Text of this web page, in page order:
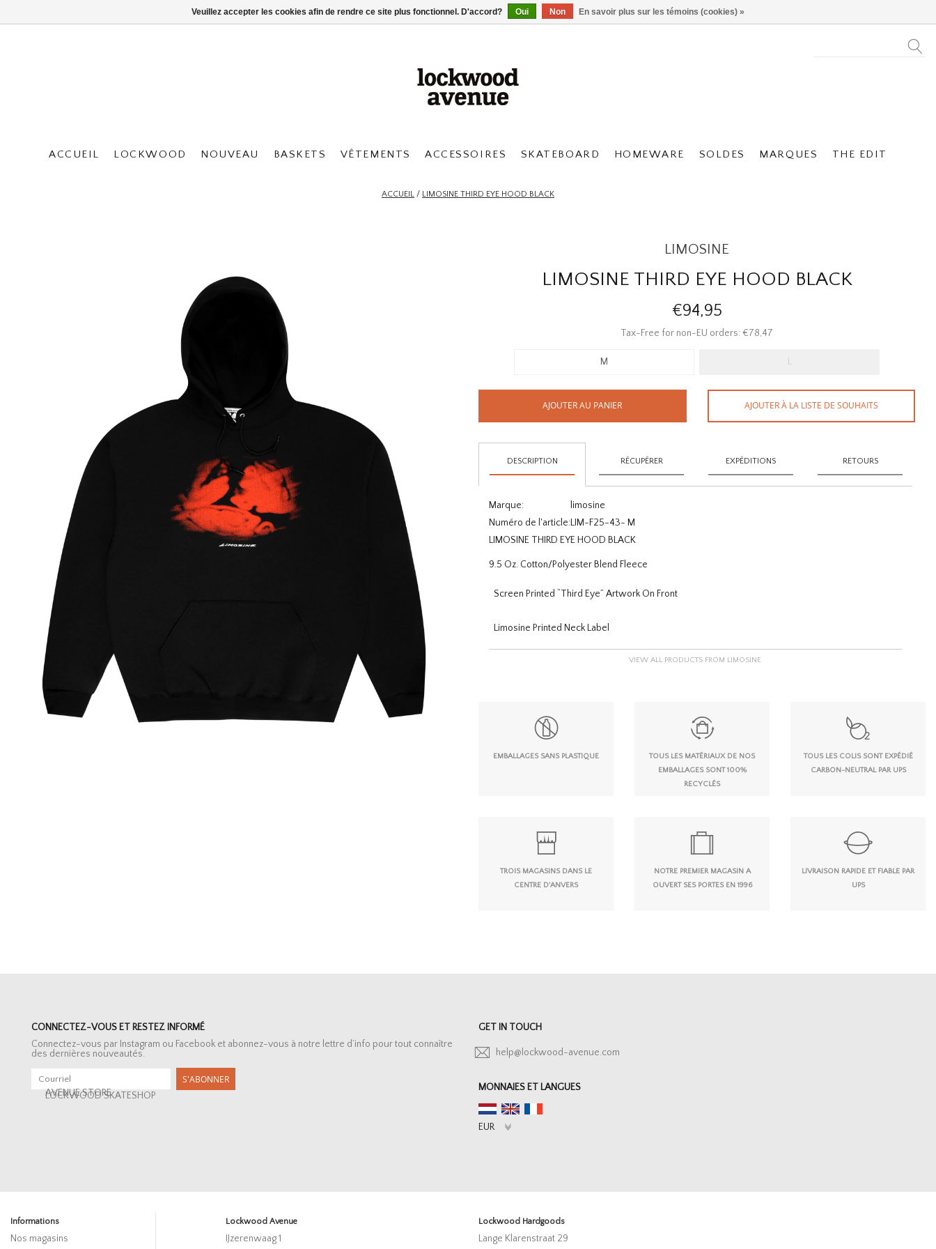
ACCUEIL LOCKWOOD NOUVEAU BASKETS VÊTEMENTS ACCESSOIRES SKATEBOARD HOMEWARE SOLDES MARQUES THE EDIT
ACCUEIL / LIMOSINE THIRD EYE HOOD BLACK
LIMOSINE
LIMOSINE THIRD EYE HOOD BLACK
€94,95
Tax-Free for non-EU orders: €78,47
M L
AJOUTER AU PANIER AJOUTER À LA LISTE DE SOUHAITS
DESCRIPTION RÉCUPÉRER EXPÉDITIONS RETOURS
Marque:
limosine
Numéro de l'article:LIM-F25-43- M
LIMOSINE THIRD EYE HOOD BLACK
9.5 Oz. Cotton/Polyester Blend Fleece
Screen Printed “Third Eye” Artwork On Front
Limosine Printed Neck Label
VIEW ALL PRODUCTS FROM LIMOSINE
EMBALLAGES SANS PLASTIQUE
TOUS LES MATÉRIAUX DE NOS
EMBALLAGES SONT 100%
RECYCLÉS
TOUS LES COLIS SONT EXPÉDIÉ
CARBON-NEUTRAL PAR UPS
TROIS MAGASINS DANS LE
CENTRE D'ANVERS
NOTRE PREMIER MAGASIN A
OUVERT SES PORTES EN 1996
LIVRAISON RAPIDE ET FIABLE PAR
UPS
CONNECTEZ-VOUS ET RESTEZ INFORMÉ
Connectez-vous par Instagram ou Facebook et abonnez-vous à notre lettre d’info pour tout connaître
des dernières nouveautés.
S'ABONNER
AVENUE STORE
LOCKWOOD SKATESHOP
GET IN TOUCH
help@lockwood-avenue.com
MONNAIES ET LANGUES
Informations
Nos magasins
Lockwood Avenue
IJzerenwaag 1
Lockwood Hardgoods
Lange Klarenstraat 29
Veuillez accepter les cookies afin de rendre ce site plus fonctionnel. D'accord? Oui Non En savoir plus sur les témoins (cookies) »